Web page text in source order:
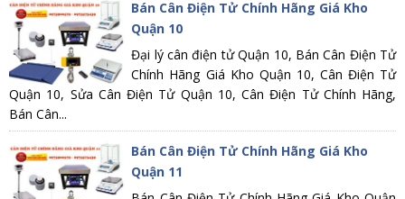
Bán Cân Điện Tử Chính Hãng Giá Kho
Quận 10
Đại lý cân điện tử Quận 10, Bán Cân Điện Tử
Chính Hãng Giá Kho Quận 10, Cân Điện Tử
Quận 10, Sửa Cân Điện Tử Quận 10, Cân Điện Tử Chính Hãng,
Bán Cân...
Bán Cân Điện Tử Chính Hãng Giá Kho
Quận 11